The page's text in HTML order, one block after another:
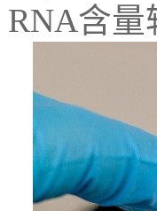
RNA含量